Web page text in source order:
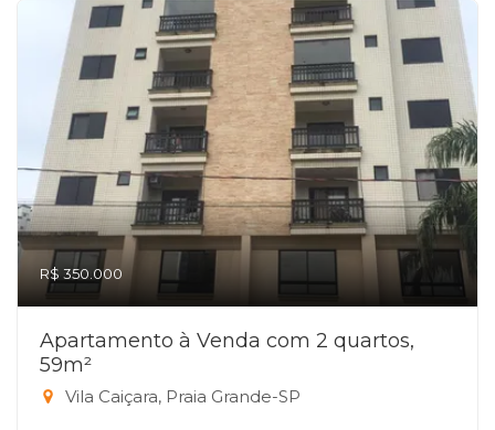
R$ 350.000
Apartamento à Venda com 2 quartos,
59m²
Vila Caiçara, Praia Grande-SP